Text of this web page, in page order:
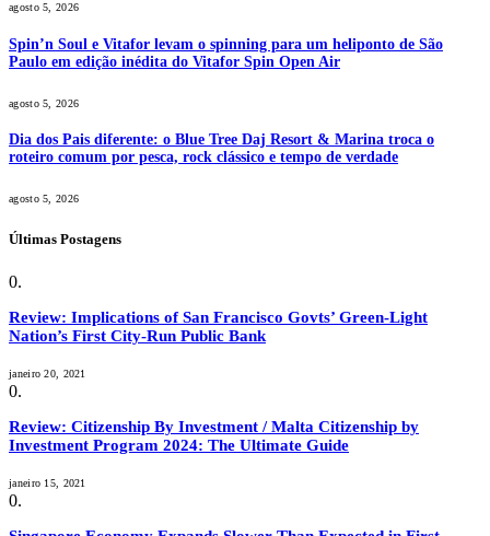
agosto 5, 2026
Spin’n Soul e Vitafor levam o spinning para um heliponto de São
Paulo em edição inédita do Vitafor Spin Open Air
agosto 5, 2026
Dia dos Pais diferente: o Blue Tree Daj Resort & Marina troca o
roteiro comum por pesca, rock clássico e tempo de verdade
agosto 5, 2026
Últimas Postagens
Review: Implications of San Francisco Govts’ Green-Light
Nation’s First City-Run Public Bank
janeiro 20, 2021
Review: Citizenship By Investment / Malta Citizenship by
Investment Program 2024: The Ultimate Guide
janeiro 15, 2021